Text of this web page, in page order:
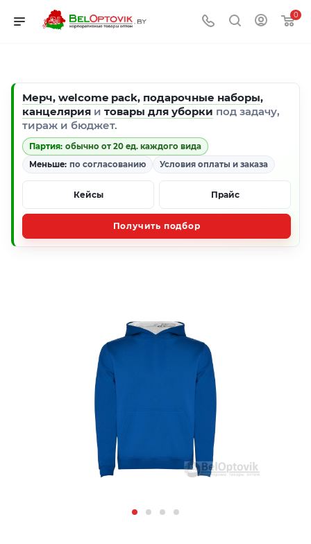
0
Мерч, welcome pack, подарочные наборы,
канцелярия и товары для уборки под задачу,
тираж и бюджет.
Партия: обычно от 20 ед. каждого вида
Меньше: по согласованию Условия оплаты и заказа
Кейсы Прайс
Получить подбор